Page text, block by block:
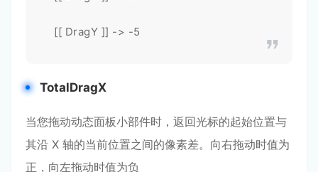
[[ DragY ]] -> -5
TotalDragX
当您拖动动态面板小部件时，返回光标的起始位置与
其沿 X 轴的当前位置之间的像素差。向右拖动时值为
正，向左拖动时值为负